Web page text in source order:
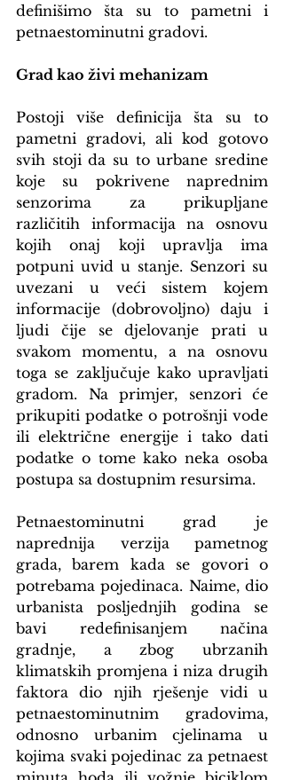
definišimo šta su to pametni i
petnaestominutni gradovi.
Grad kao živi mehanizam
Postoji više definicija šta su to
pametni gradovi, ali kod gotovo
svih stoji da su to urbane sredine
koje su pokrivene naprednim
senzorima za prikupljane
različitih informacija na osnovu
kojih onaj koji upravlja ima
potpuni uvid u stanje. Senzori su
uvezani u veći sistem kojem
informacije (dobrovoljno) daju i
ljudi čije se djelovanje prati u
svakom momentu, a na osnovu
toga se zaključuje kako upravljati
gradom. Na primjer, senzori će
prikupiti podatke o potrošnji vode
ili električne energije i tako dati
podatke o tome kako neka osoba
postupa sa dostupnim resursima.
Petnaestominutni grad je
naprednija verzija pametnog
grada, barem kada se govori o
potrebama pojedinaca. Naime, dio
urbanista posljednjih godina se
bavi redefinisanjem načina
gradnje, a zbog ubrzanih
klimatskih promjena i niza drugih
faktora dio njih rješenje vidi u
petnaestominutnim gradovima,
odnosno urbanim cjelinama u
kojima svaki pojedinac za petnaest